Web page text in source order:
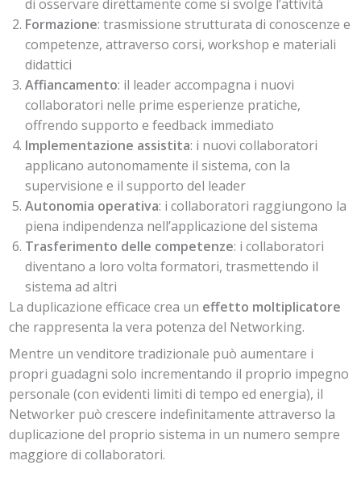
di osservare direttamente come si svolge l’attività
Formazione: trasmissione strutturata di conoscenze e
competenze, attraverso corsi, workshop e materiali
didattici
Affiancamento: il leader accompagna i nuovi
collaboratori nelle prime esperienze pratiche,
offrendo supporto e feedback immediato
Implementazione assistita: i nuovi collaboratori
applicano autonomamente il sistema, con la
supervisione e il supporto del leader
Autonomia operativa: i collaboratori raggiungono la
piena indipendenza nell’applicazione del sistema
Trasferimento delle competenze: i collaboratori
diventano a loro volta formatori, trasmettendo il
sistema ad altri
La duplicazione efficace crea un effetto moltiplicatore
che rappresenta la vera potenza del Networking.
Mentre un venditore tradizionale può aumentare i
propri guadagni solo incrementando il proprio impegno
personale (con evidenti limiti di tempo ed energia), il
Networker può crescere indefinitamente attraverso la
duplicazione del proprio sistema in un numero sempre
maggiore di collaboratori.